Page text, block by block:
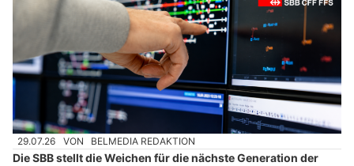
29.07.26 VON BELMEDIA REDAKTION
Die SBB stellt die Weichen für die nächste Generation der